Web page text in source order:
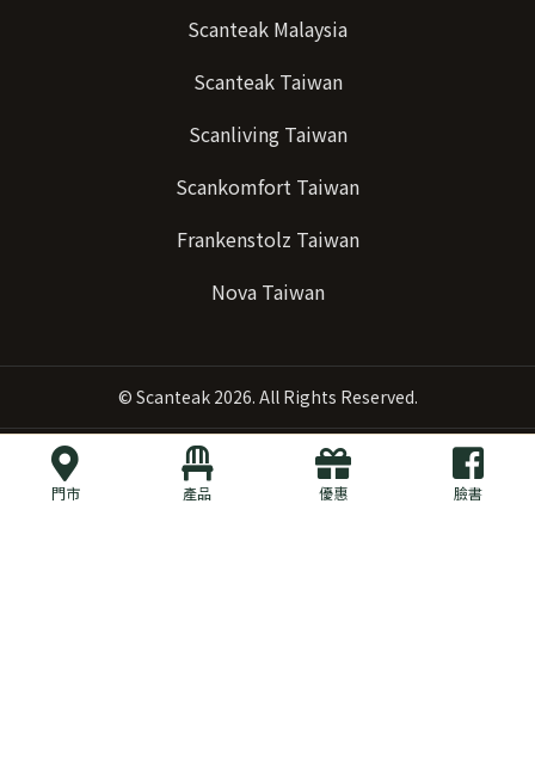
門市 產品 優惠 臉書
Scanteak Malaysia
Scanteak Taiwan
Scanliving Taiwan
Scankomfort Taiwan
Frankenstolz Taiwan
Nova Taiwan
© Scanteak2026. All Rights Reserved.